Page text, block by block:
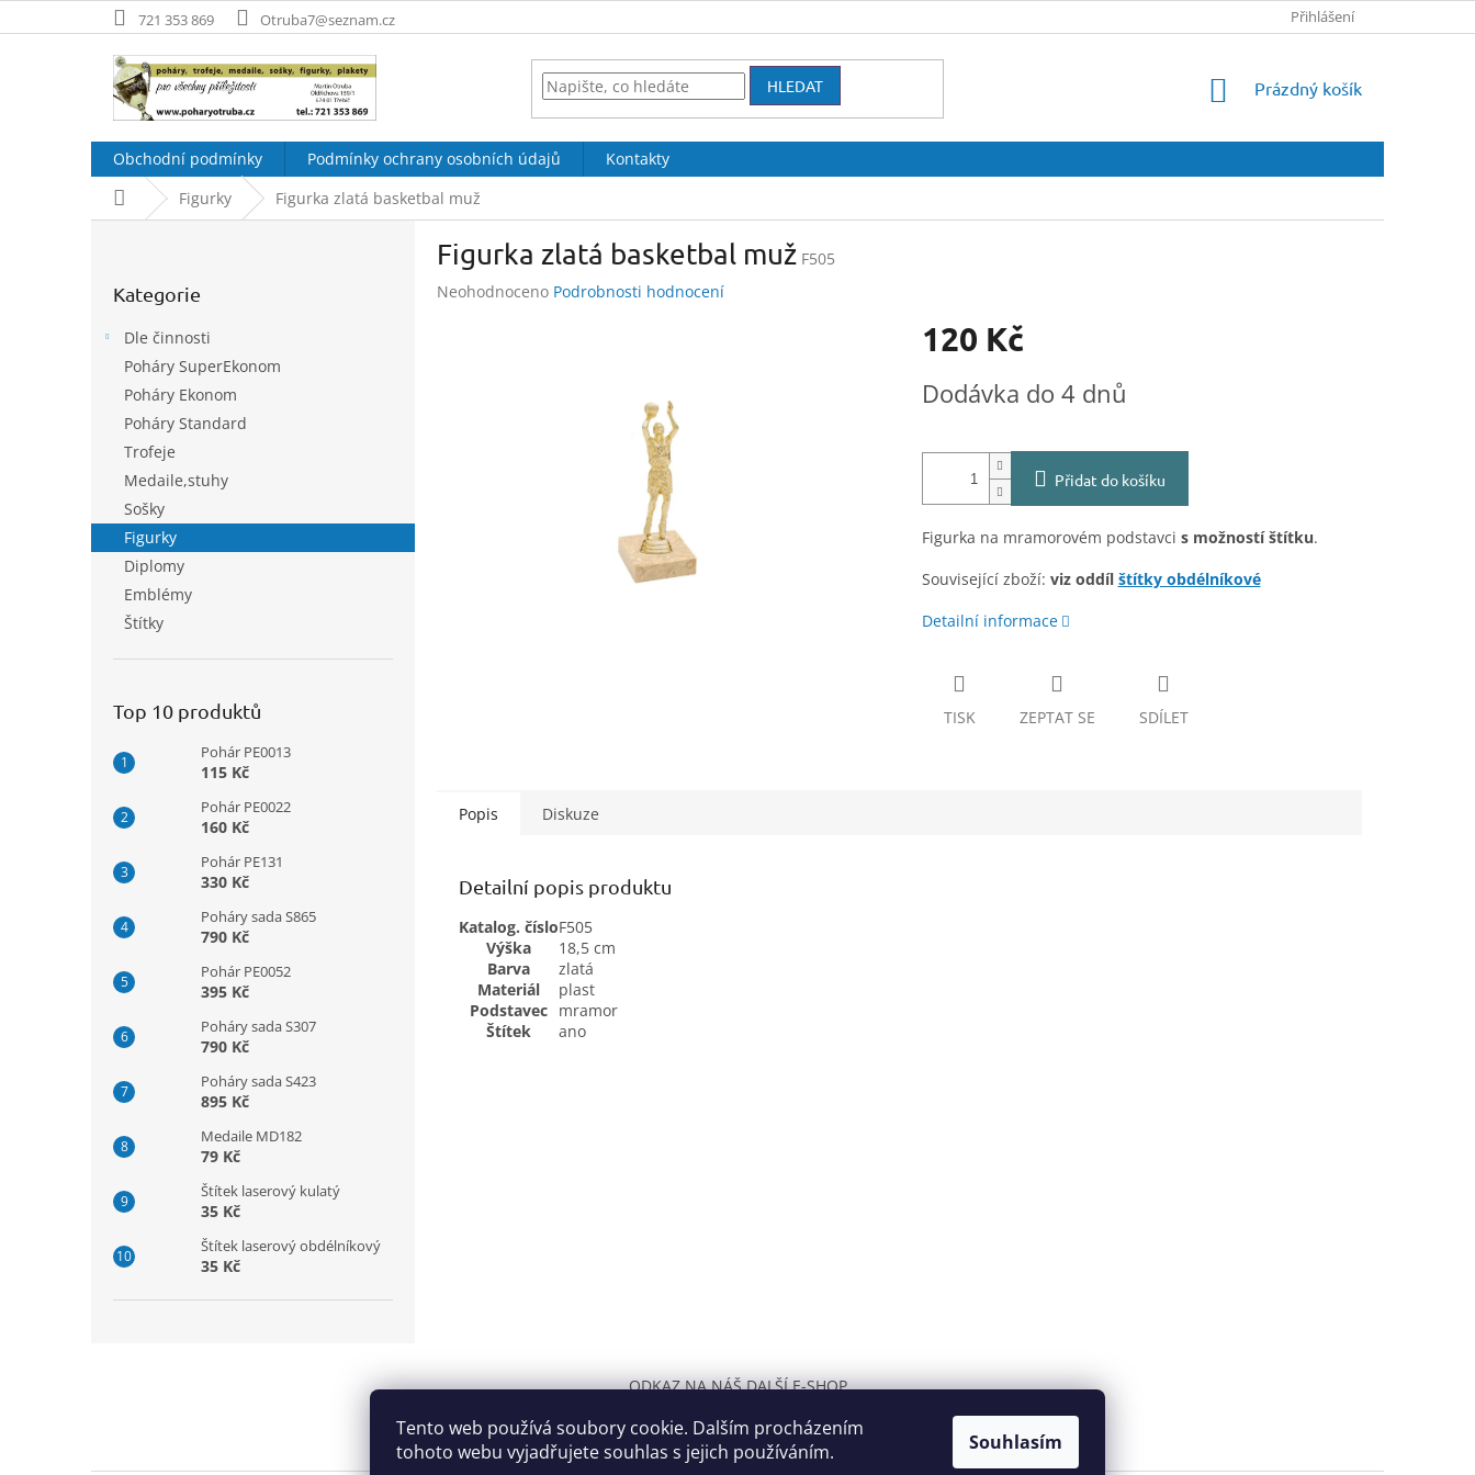
Tento web používá soubory cookie. Dalším procházením
tohoto webu vyjadřujete souhlas s jejich používáním.
Souhlasím
na
721 353 869 Otruba7@seznam.cz Přihlášení
HLEDAT
NÁKUPNÍ
Prázdný košík
Obchodní podmínky Podmínky ochrany osobních údajů
Kontakty
Domů Figurky Figurka zlatá basketbal muž
e
l
kategorie
Kategorie
Dle činnosti
Poháry SuperEkonom
Poháry Ekonom
Poháry Standard
Trofeje
Medaile,stuhy
Sošky
Figurky
Diplomy
Emblémy
Štítky
Top 10 produktů
Pohár PE0013
115 Kč
Pohár PE0022
160 Kč
Pohár PE131
330 Kč
Poháry sada S865
790 Kč
Pohár PE0052
395 Kč
Poháry sada S307
790 Kč
Poháry sada S423
895 Kč
Medaile MD182
79 Kč
Štítek laserový kulatý
35 Kč
Štítek laserový obdélníkový
35 Kč
Figurka zlatá basketbal muž F505
Průměrné
Neohodnoceno Podrobnosti hodnocení
120 Kč
cena:
Dodávka do 4 dnů
Přidat do košíku
Figurka na mramorovém podstavci s možností štítku.
Související zboží: viz oddíl štítky obdélníkové
Detailní informace
TISK ZEPTAT SE SDÍLET
Popis Diskuze
Detailní popis produktu
Katalog. čísloF505
Výška
18,5 cm
Barva
zlatá
Materiál
plast
Podstavec mramor
Štítek
ano
ODKAZ NA NÁŠ DALŠÍ E-SHOP